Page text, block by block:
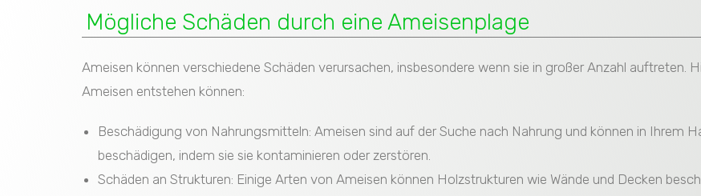
Mögliche Schäden durch eine Ameisenplage
Ameisen können verschiedene Schäden verursachen, insbesondere wenn sie in großer Anzahl auftreten.
Ameisen entstehen können:
Beschädigung von Nahrungsmitteln: Ameisen sind auf der Suche nach Nahrung und können in Ihrem
beschädigen, indem sie sie kontaminieren oder zerstören.
Schäden an Strukturen: Einige Arten von Ameisen können Holzstrukturen wie Wände und Decken